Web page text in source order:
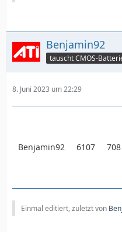
Benjamin92
8. Juni 2023 um 22:29
Benjamin92 6107 708
Einmal editiert, zuletzt von